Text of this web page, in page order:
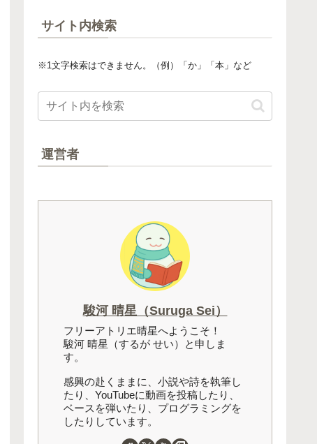
サイト内検索
※1文字検索はできません。（例）「か」「本」など
運営者
駿河 晴星（Suruga Sei）
フリーアトリエ晴星へようこそ！
駿河 晴星（するが せい）と申しま
す。
感興の赴くままに、小説や詩を執筆し
たり、YouTubeに動画を投稿したり、
ベースを弾いたり、プログラミングを
したりしています。